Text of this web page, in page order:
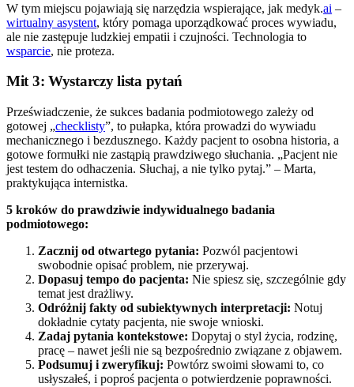
W tym miejscu pojawiają się narzędzia wspierające, jak medyk.ai –
wirtualny asystent, który pomaga uporządkować proces wywiadu,
ale nie zastępuje ludzkiej empatii i czujności. Technologia to
wsparcie, nie proteza.
Mit 3: Wystarczy lista pytań
Przeświadczenie, że sukces badania podmiotowego zależy od
gotowej „checklisty”, to pułapka, która prowadzi do wywiadu
mechanicznego i bezdusznego. Każdy pacjent to osobna historia, a
gotowe formułki nie zastąpią prawdziwego słuchania. „Pacjent nie
jest testem do odhaczenia. Słuchaj, a nie tylko pytaj.” – Marta,
praktykująca internistka.
5 kroków do prawdziwie indywidualnego badania
podmiotowego:
Zacznij od otwartego pytania: Pozwól pacjentowi
swobodnie opisać problem, nie przerywaj.
Dopasuj tempo do pacjenta: Nie spiesz się, szczególnie gdy
temat jest drażliwy.
Odróżnij fakty od subiektywnych interpretacji: Notuj
dokładnie cytaty pacjenta, nie swoje wnioski.
Zadaj pytania kontekstowe: Dopytaj o styl życia, rodzinę,
pracę – nawet jeśli nie są bezpośrednio związane z objawem.
Podsumuj i zweryfikuj: Powtórz swoimi słowami to, co
usłyszałeś, i poproś pacjenta o potwierdzenie poprawności.